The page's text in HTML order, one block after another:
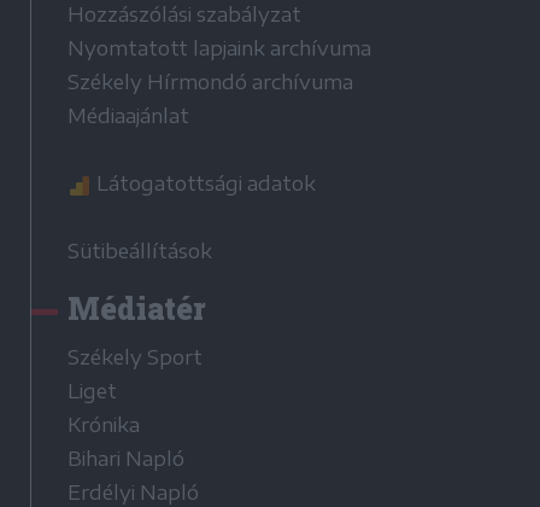
Hozzászólási szabályzat
Nyomtatott lapjaink archívuma
Székely Hírmondó archívuma
Médiaajánlat
Látogatottsági adatok
Sütibeállítások
Médiatér
Székely Sport
Liget
Krónika
Bihari Napló
Erdélyi Napló